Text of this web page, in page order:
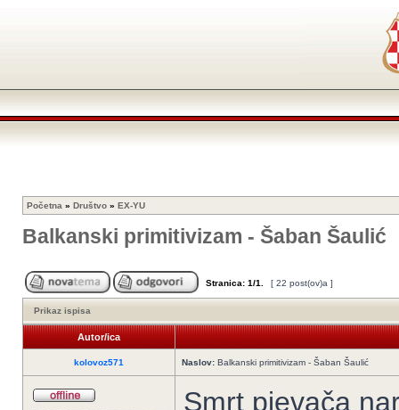
Početna » Društvo » EX-YU
Balkanski primitivizam - Šaban Šaulić
Stranica: 1/1 [ 22 post(ov)a ]
Prikaz ispisa
Autor/ica
kolovoz571 Naslov: Balkanski primitivizam - Šaban Šaulić
Smrt pjevača